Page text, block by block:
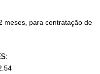
meses, para contratação de